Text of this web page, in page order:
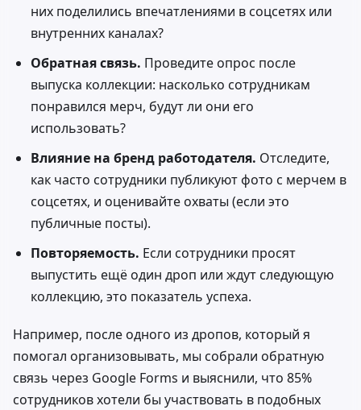
них поделились впечатлениями в соцсетях или
внутренних каналах?
Обратная связь. Проведите опрос после
выпуска коллекции: насколько сотрудникам
понравился мерч, будут ли они его
использовать?
Влияние на бренд работодателя. Отследите,
как часто сотрудники публикуют фото с мерчем в
соцсетях, и оценивайте охваты (если это
публичные посты).
Повторяемость. Если сотрудники просят
выпустить ещё один дроп или ждут следующую
коллекцию, это показатель успеха.
Например, после одного из дропов, который я
помогал организовывать, мы собрали обратную
связь через Google Forms и выяснили, что 85%
сотрудников хотели бы участвовать в подобных